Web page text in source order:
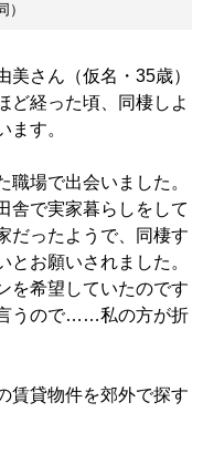
さん（仮名・35歳）
ど経った頃、同棲しよ
ます。
職場で出会いました。
舎で実家暮らしをして
だったようで、同棲す
とお願いされました。
を希望していたのです
うので……私の方が折
賃貸物件を郊外で探す